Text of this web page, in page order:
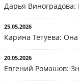
Дарья
25.05.2026
Карина Тетуева:
20.05.2026
Евгений Ромашов: